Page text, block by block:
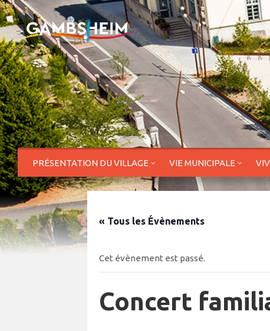
PRÉSENTATION DU VILLAGE VIE MUNICIPALE
« Tous les Évènements
Cet évènement est passé.
Concert